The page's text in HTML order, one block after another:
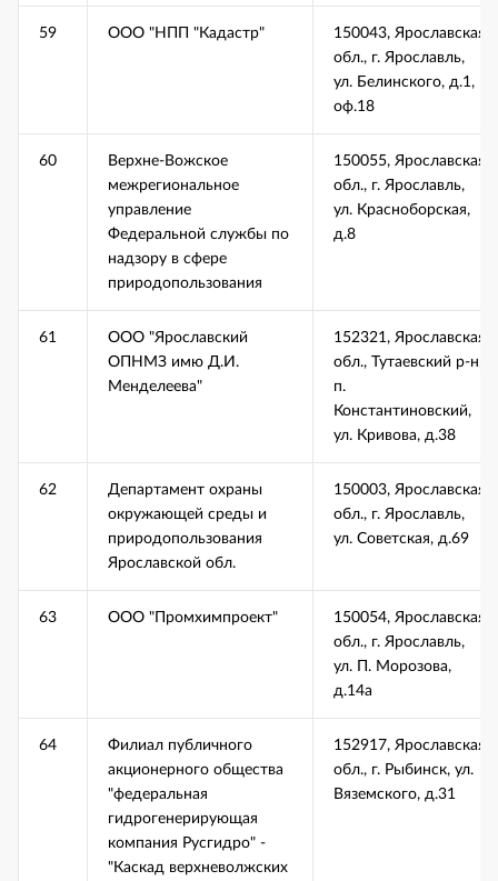
59 ООО "НПП "Кадастр"
150043, Ярославская
обл., г. Ярославль,
ул. Белинского, д.1,
оф.18
60
Верхне-Вожское
межрегиональное
управление
Федеральной службы по
надзору в сфере
природопользования
150055, Ярославская
обл., г. Ярославль,
ул. Красноборская,
д.8
61
ООО "Ярославский
ОПНМЗ имю Д.И.
Менделеева"
152321, Ярославская
обл., Тутаевский р-н,
п.
Константиновский,
ул. Кривова, д.38
62
Департамент охраны
окружающей среды и
природопользования
Ярославской обл.
150003, Ярославская
обл., г. Ярославль,
ул. Советская, д.69
63 ООО "Промхимпроект"
150054, Ярославская
обл., г. Ярославль,
ул. П. Морозова,
д.14а
64
Филиал публичного
акционерного общества
"федеральная
гидрогенерирующая
компания Русгидро" -
"Каскад верхневолжских
152917, Ярославская
обл., г. Рыбинск, ул.
Вяземского, д.31